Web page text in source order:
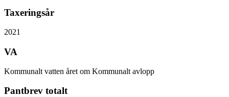
Taxeringsår
2021
VA
Kommunalt vatten året om Kommunalt avlopp
Pantbrev totalt